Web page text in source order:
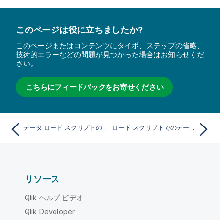
このページは役に立ちましたか?
このページまたはコンテンツにタイポ、ステップの省略、
技術的エラーなどの問題が見つかった場合はお知らせくだ
さい。
こちらにフィードバックをお寄せください
データ ロード スクリプトのデバッグ ロード スクリプトでのデータのプレビュー
リソース
Qlik ヘルプ ビデオ
Qlik Developer